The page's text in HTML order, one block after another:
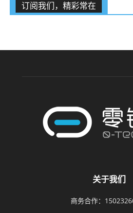
订阅我们，精彩常在
关于我们
商务合作：